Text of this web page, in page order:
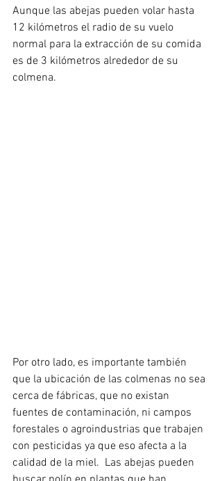
Aunque las abejas pueden volar hasta
12 kilómetros el radio de su vuelo
normal para la extracción de su comida
es de 3 kilómetros alrededor de su
colmena.
Por otro lado, es importante también
que la ubicación de las colmenas no sea
cerca de fábricas, que no existan
fuentes de contaminación, ni campos
forestales o agroindustrias que trabajen
con pesticidas ya que eso afecta a la
calidad de la miel.  Las abejas pueden